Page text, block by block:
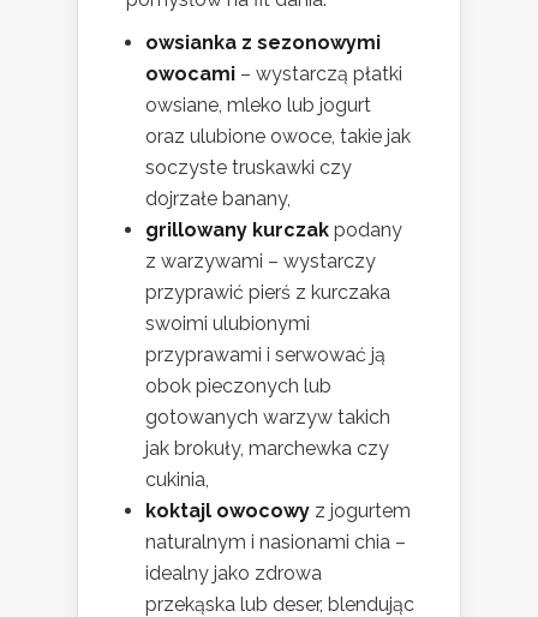
owsianka z sezonowymi
owocami – wystarczą płatki
owsiane, mleko lub jogurt
oraz ulubione owoce, takie jak
soczyste truskawki czy
dojrzałe banany,
grillowany kurczak podany
z warzywami – wystarczy
przyprawić pierś z kurczaka
swoimi ulubionymi
przyprawami i serwować ją
obok pieczonych lub
gotowanych warzyw takich
jak brokuły, marchewka czy
cukinia,
koktajl owocowy z jogurtem
naturalnym i nasionami chia –
idealny jako zdrowa
przekąska lub deser, blendując